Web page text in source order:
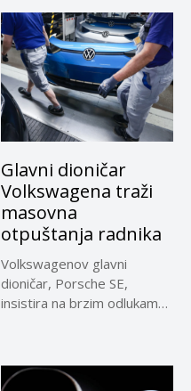
Glavni dioničar
Volkswagena traži
masovna
otpuštanja radnika
Volkswagenov glavni
dioničar, Porsche SE,
insistira na brzim odlukama